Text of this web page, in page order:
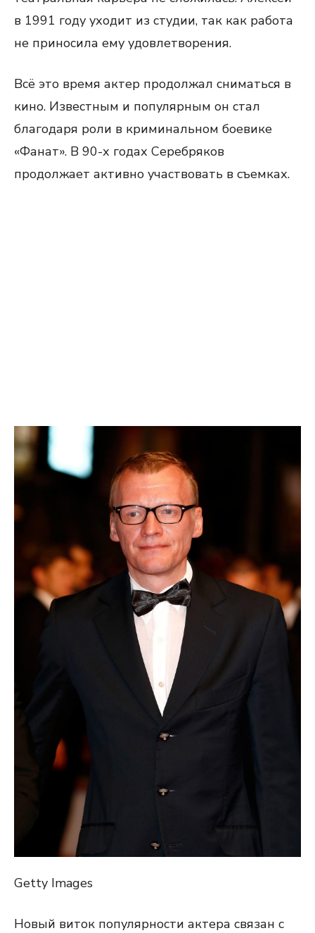
в 1991 году уходит из студии, так как работа
не приносила ему удовлетворения.
Всё это время актер продолжал сниматься в
кино. Известным и популярным он стал
благодаря роли в криминальном боевике
«Фанат». В 90-х годах Серебряков
продолжает активно участвовать в съемках.
Getty Images
Новый виток популярности актера связан с